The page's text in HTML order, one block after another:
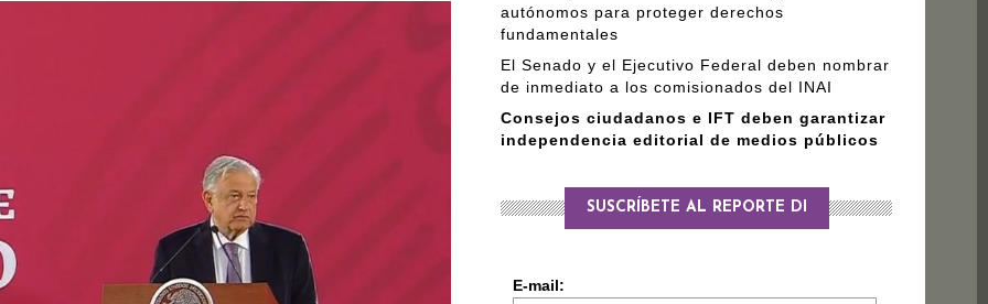
autónomos para proteger derechos
fundamentales
El Senado y el Ejecutivo Federal deben nombrar
de inmediato a los comisionados del INAI
Consejos ciudadanos e IFT deben garantizar
independencia editorial de medios públicos
SUSCRÍBETE AL REPORTE DI
E-mail: